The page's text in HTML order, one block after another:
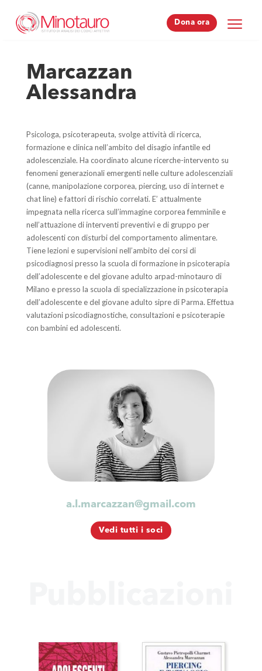
Dona ora
Dona ora
Marcazzan
Alessandra
Psicologa, psicoterapeuta, svolge attività di ricerca,
formazione e clinica nell’ambito del disagio infantile ed
adolescenziale. Ha coordinato alcune ricerche-intervento su
fenomeni generazionali emergenti nelle culture adolescenziali
(canne, manipolazione corporea, piercing, uso di internet e
chat line) e fattori di rischio correlati. E’ attualmente
impegnata nella ricerca sull’immagine corporea femminile e
nell’attuazione di interventi preventivi e di gruppo per
adolescenti con disturbi del comportamento alimentare.
Tiene lezioni e supervisioni nell’ambito dei corsi di
psicodiagnosi presso la scuola di formazione in psicoterapia
dell’adolescente e del giovane adulto arpad-minotauro di
Milano e presso la scuola di specializzazione in psicoterapia
dell’adolescente e del giovane adulto sipre di Parma. Effettua
valutazioni psicodiagnostiche, consultazioni e psicoterapie
con bambini ed adolescenti.
a.l.marcazzan@gmail.com
Vedi tutti i soci